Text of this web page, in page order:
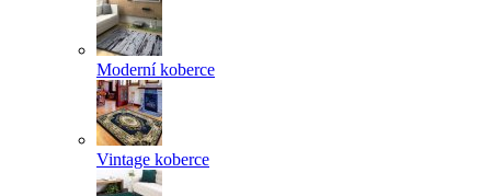
Moderní koberce
Vintage koberce